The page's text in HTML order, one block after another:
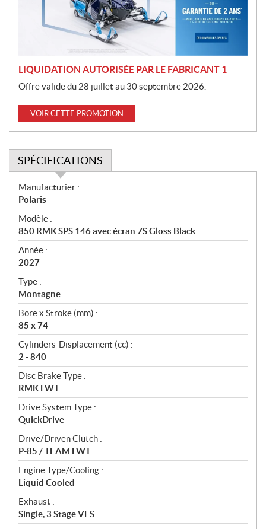
LIQUIDATION AUTORISÉE PAR LE FABRICANT 1
Offre valide du 28 juillet au 30 septembre 2026.
VOIR CETTE PROMOTION
SPÉCIFICATIONS
S
p
é
c
i
f
i
c
a
t
i
o
n
s
Manufacturier :
Polaris
Modèle :
850 RMK SPS 146 avec écran 7S Gloss Black
Année :
2027
Type :
Montagne
Bore x Stroke (mm) :
85 x 74
Cylinders-Displacement (cc) :
2 - 840
Disc Brake Type :
RMK LWT
Drive System Type :
QuickDrive
Drive/Driven Clutch :
P-85 / TEAM LWT
Engine Type/Cooling :
Liquid Cooled
Exhaust :
Single, 3 Stage VES